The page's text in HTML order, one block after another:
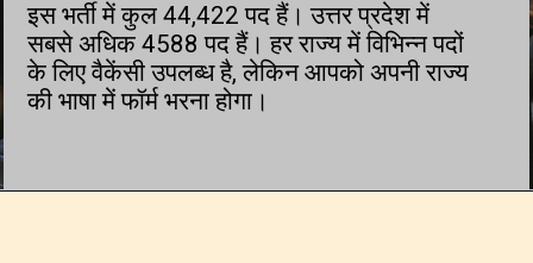
इस भर्ती में कुल 44,422 पद हैं। उत्तर प्रदेश में
सबसे अधिक 4588 पद हैं। हर राज्य में विभिन्न पदों
के लिए वैकेंसी उपलब्ध है, लेकिन आपको अपनी राज्य
की भाषा में फॉर्म भरना होगा।